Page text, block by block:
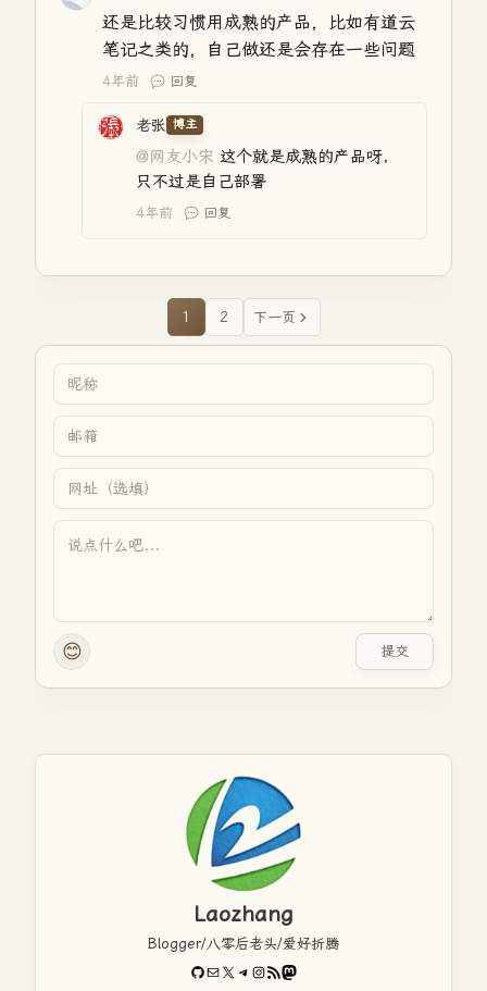
还是比较习惯用成熟的产品，比如有道云
笔记之类的，自己做还是会存在一些问题
4年前 回复
老张 博主
@网友小宋 这个就是成熟的产品呀，
只不过是自己部署
4年前 回复
1 2 下一页
😊 提交
Laozhang
Blogger/八零后老头/爱好折腾
GitHub
电子邮件X Telegram
Instagram
RSS FeedMastodon